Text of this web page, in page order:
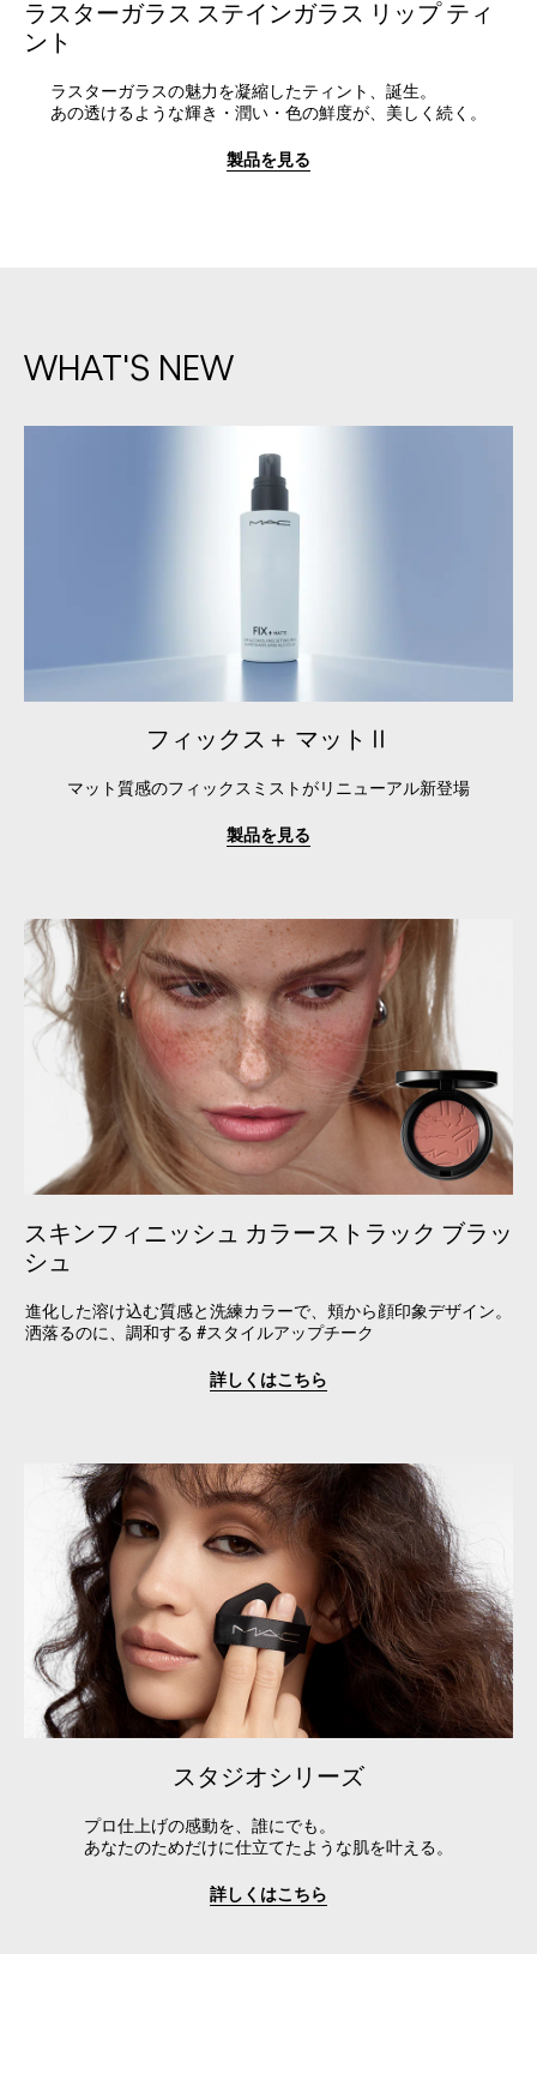
ラスターガラス ステインガラス リップ ティ
ント
ラスターガラスの魅力を凝縮したティント、誕生。
あの透けるような輝き・潤い・色の鮮度が、美しく続く。
製品を見る
WHAT'S NEW
フィックス＋ マットⅡ
マット質感のフィックスミストがリニューアル新登場
製品を見る
スキンフィニッシュ カラーストラック ブラッ
シュ
進化した溶け込む質感と洗練カラーで、頬から顔印象デザイン。
洒落るのに、調和する #スタイルアップチーク
詳しくはこちら
スタジオシリーズ
プロ仕上げの感動を、誰にでも。
あなたのためだけに仕立てたような肌を叶える。
詳しくはこちら